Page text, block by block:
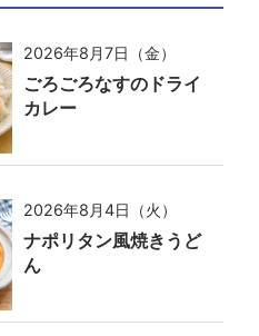
2026年8月7日（金）
ごろごろなすのドライ
カレー
2026年8月4日（火）
ナポリタン風焼きうど
ん